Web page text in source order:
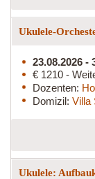
Ukulele-
23.08.2026 -
€ 1210 -
Dozenten:
Domizil: Villa
Ukulele: